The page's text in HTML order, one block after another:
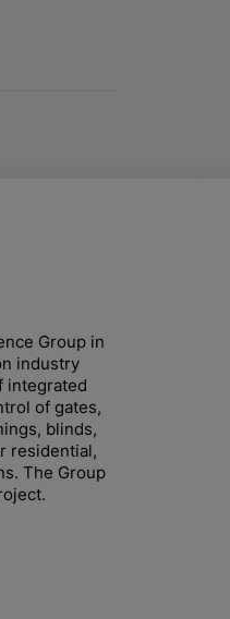
Group in
industry
integrated
of gates,
blinds,
residential,
The Group